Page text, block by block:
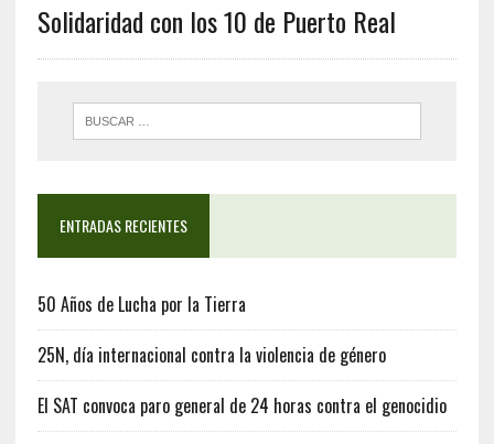
Solidaridad con los 10 de Puerto Real
ENTRADAS RECIENTES
50 Años de Lucha por la Tierra
25N, día internacional contra la violencia de género
El SAT convoca paro general de 24 horas contra el genocidio